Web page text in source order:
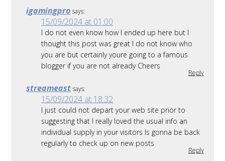
igamingpro says:
15/09/2024 at 01:00
I do not even know how I ended up here but I
thought this post was great I do not know who
you are but certainly youre going to a famous
blogger if you are not already Cheers
Reply
streameast says:
15/09/2024 at 18:32
I just could not depart your web site prior to
suggesting that I really loved the usual info an
individual supply in your visitors Is gonna be back
regularly to check up on new posts
Reply